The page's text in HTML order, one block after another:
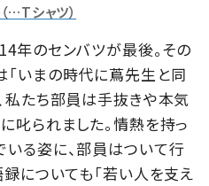
…Tシャツ）
年のセンバツが最後。その
いまの時代に蔦先生と同
私たち部員は手抜きや本気
叱られました。情熱を持っ
る姿に、部員はついて行
録についても「若い人を支え